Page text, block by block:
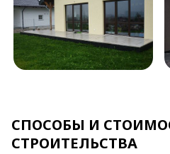
СПОСОБЫ И
СТРОИТЕЛЬСТВА